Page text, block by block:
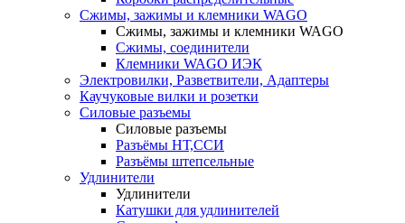
Сжимы, зажимы и клемники WAGO
Сжимы, зажимы и клемники WAGO
Сжимы, соединители
Клемники WAGO ИЭК
Электровилки, Разветвители, Адаптеры
Каучуковые вилки и розетки
Силовые разъемы
Силовые разъемы
Разъёмы НТ,ССИ
Разъёмы штепсельные
Удлинители
Удлинители
Катушки для удлинителей